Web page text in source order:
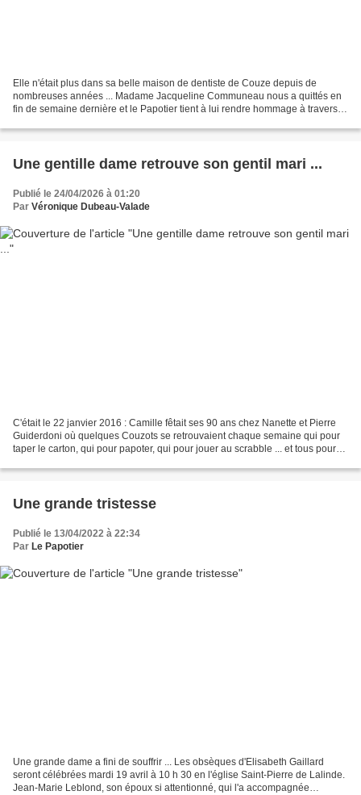
Elle n'était plus dans sa belle maison de dentiste de Couze depuis de
nombreuses années ... Madame Jacqueline Communeau nous a quittés en
fin de semaine dernière et le Papotier tient à lui rendre hommage à travers
Une gentille dame retrouve son gentil mari ...
Publié le 24/04/2026 à 01:20
Par Véronique Dubeau-Valade
C'était le 22 janvier 2016 : Camille fêtait ses 90 ans chez Nanette et Pierre
Guiderdoni où quelques Couzots se retrouvaient chaque semaine qui pour
taper le carton, qui pour papoter, qui pour jouer au scrabble ... et tous pour
Une grande tristesse
Publié le 13/04/2022 à 22:34
Par Le Papotier
Une grande dame a fini de souffrir ... Les obsèques d'Elisabeth Gaillard
seront célébrées mardi 19 avril à 10 h 30 en l'église Saint-Pierre de Lalinde.
Jean-Marie Leblond, son époux si attentionné, qui l'a accompagnée